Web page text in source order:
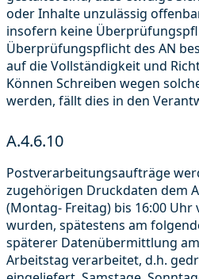
oder Inhalte unzulässig
insofern keine
Überprüfungspflicht des AN
auf die Vollständigkeit und
Können Schreiben wegen
werden, fällt dies in den
A.4.6.10
Postverarbeitungsaufträge
zugehörigen Druckdaten dem
(Montag- Freitag) bis 16:00
wurden, spätestens am
späterer Datenübermittlung
Arbeitstag verarbeitet, d.h.